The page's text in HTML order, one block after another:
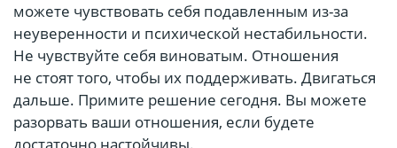
можете чувствовать себя подавленным из-за
неуверенности и психической нестабильности.
Не чувствуйте себя виноватым. Отношения
не стоят того, чтобы их поддерживать. Двигаться
дальше. Примите решение сегодня. Вы можете
разорвать ваши отношения, если будете